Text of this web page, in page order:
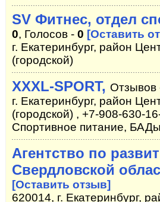
SV Фитнес, отдел
0, Голосов - 0 [Оставить
г. Екатеринбург, район
(городской)
XXXL-SPORT, Отзывов
г. Екатеринбург, район
(городской) , +7-908-630-
Спортивное питание,
Агентство по
Свердловской
[Оставить отзыв]
620014, г. Екатеринбург,